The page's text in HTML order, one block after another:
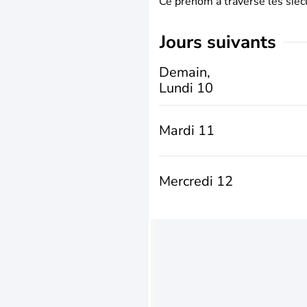
jours suivants
Demain,
Lundi 10
Mardi 11
Mercredi 12